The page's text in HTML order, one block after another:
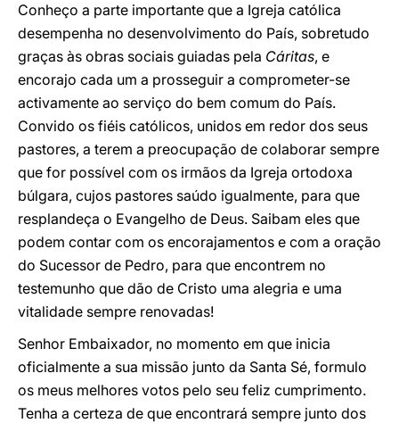
Conheço a parte importante que a Igreja católica
desempenha no desenvolvimento do País, sobretudo
graças às obras sociais guiadas pela Cáritas, e
encorajo cada um a prosseguir a comprometer-se
activamente ao serviço do bem comum do País.
Convido os fiéis católicos, unidos em redor dos seus
pastores, a terem a preocupação de colaborar sempre
que for possível com os irmãos da Igreja ortodoxa
búlgara, cujos pastores saúdo igualmente, para que
resplandeça o Evangelho de Deus. Saibam eles que
podem contar com os encorajamentos e com a oração
do Sucessor de Pedro, para que encontrem no
testemunho que dão de Cristo uma alegria e uma
vitalidade sempre renovadas!
Senhor Embaixador, no momento em que inicia
oficialmente a sua missão junto da Santa Sé, formulo
os meus melhores votos pelo seu feliz cumprimento.
Tenha a certeza de que encontrará sempre junto dos